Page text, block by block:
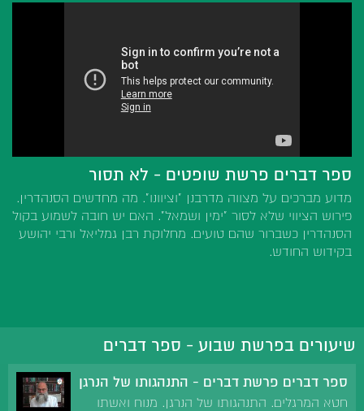
ספר דברים פרשת שופטים - לא תסור
מדוע מברכים על מצווה מדרבנן "וציוונו". מה מחדשים הסנהדרין.
פירוש הציווי שלא לסור "ימין ושמאל". האם יש חובה לשמוע בקול
הסנהדרין כשברור שהם טועים. מחלוקת רבן גמליאל ורבי יהושע
בקידוש החודש.
שיעורים בפרשת שבוע - ספר דברים
ספר דברים פרשת דברים - התנהגותו של הנרגן
חטא המרגלים. התנהגותו של הנרגן. מנוח ואשתו